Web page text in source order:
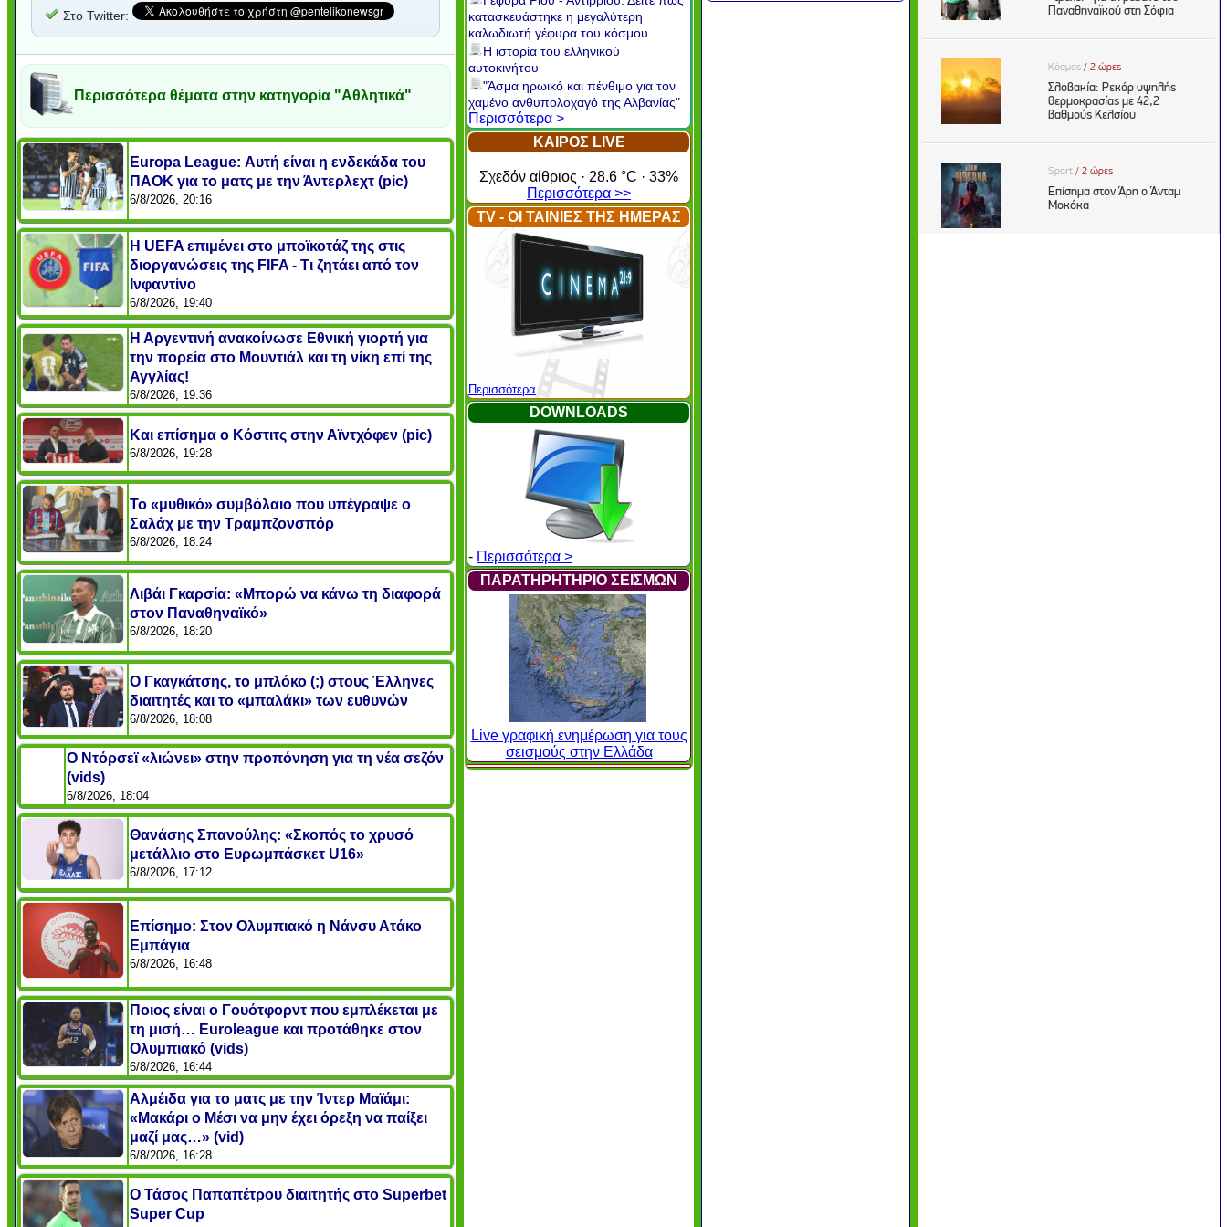
Στο Twitter:
Περισσότερα θέματα στην κατηγορία "Αθλητικά"
Europa League: Αυτή είναι η ενδεκάδα του
ΠΑΟΚ για το ματς με την Άντερλεχτ (pic)
6/8/2026, 20:16
Η UEFA επιμένει στο μποϊκοτάζ της στις
διοργανώσεις της FIFA - Τι ζητάει από τον
Ινφαντίνο
6/8/2026, 19:40
Η Αργεντινή ανακοίνωσε Εθνική γιορτή για
την πορεία στο Μουντιάλ και τη νίκη επί της
Αγγλίας!
6/8/2026, 19:36
Και επίσημα ο Κόστιτς στην Αϊντχόφεν (pic)
6/8/2026, 19:28
Το «μυθικό» συμβόλαιο που υπέγραψε ο
Σαλάχ με την Τραμπζονσπόρ
6/8/2026, 18:24
Λιβάι Γκαρσία: «Μπορώ να κάνω τη διαφορά
στον Παναθηναϊκό»
6/8/2026, 18:20
Ο Γκαγκάτσης, το μπλόκο (;) στους Έλληνες
διαιτητές και το «μπαλάκι» των ευθυνών
6/8/2026, 18:08
Ο Ντόρσεϊ «λιώνει» στην προπόνηση για τη νέα σεζόν
(vids)
6/8/2026, 18:04
Θανάσης Σπανούλης: «Σκοπός το χρυσό
μετάλλιο στο Ευρωμπάσκετ U16»
6/8/2026, 17:12
Επίσημο: Στον Ολυμπιακό η Νάνσυ Ατάκο
Εμπάγια
6/8/2026, 16:48
Ποιος είναι ο Γουότφορντ που εμπλέκεται με
τη μισή… Euroleague και προτάθηκε στον
Ολυμπιακό (vids)
6/8/2026, 16:44
Αλμέιδα για το ματς με την Ίντερ Μαϊάμι:
«Μακάρι ο Μέσι να μην έχει όρεξη να παίξει
μαζί μας…» (vid)
6/8/2026, 16:28
Ο Τάσος Παπαπέτρου διαιτητής στο Superbet
Super Cup
κατασκευάστηκε η μεγαλύτερη
καλωδιωτή γέφυρα του κόσμου
Η ιστορία του ελληνικού
αυτοκινήτου
"Άσμα ηρωικό και πένθιμο για τον
χαμένο ανθυπολοχαγό της Αλβανίας"
Περισσότερα >
ΚΑΙΡΟΣ LIVE
Σχεδόν αίθριος · 28.6 °C · 33%
Περισσότερα >>
TV - ΟΙ ΤΑΙΝΙΕΣ ΤΗΣ ΗΜΕΡΑΣ
Περισσότερα
DOWNLOADS
- Περισσότερα >
ΠΑΡΑΤΗΡΗΤΗΡΙΟ ΣΕΙΣΜΩΝ
Live γραφική ενημέρωση για τους
σεισμούς στην Ελλάδα